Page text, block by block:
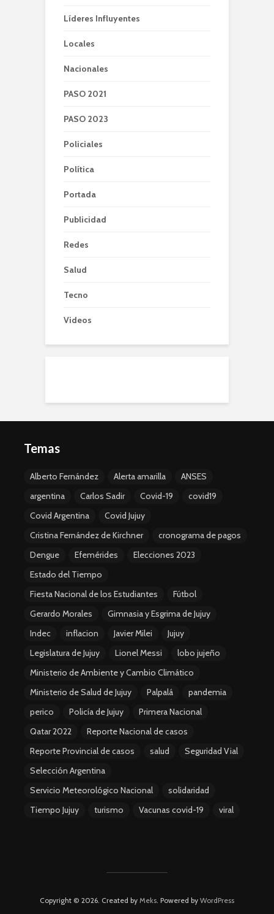
Líderes Influyentes
Locales
Nacionales
PASO 2021
PASO 2023
Policiales
Política
Portada
Publicidad
Redes
Salud
Tecno
Videos
Temas
Alberto Fernández Alerta amarilla
ANSES
argentina
Carlos Sadir Covid-19
covid19
Covid Argentina
Covid Jujuy
Cristina Fernández de Kirchner
cronograma de pagos
Dengue
Efemérides
Elecciones 2023
Estado del Tiempo
Fiesta Nacional de los Estudiantes
Fútbol
Gerardo Morales
Gimnasia y Esgrima de Jujuy
Indec
inflacion Javier Milei
Jujuy
Legislatura de Jujuy
Lionel Messi
lobo jujeño
Ministerio de Ambiente y Cambio Climático
Ministerio de Salud de Jujuy
Palpalá
pandemia
perico
Policía de Jujuy
Primera Nacional
Qatar 2022
Reporte Nacional de casos
Reporte Provincial de casos
salud
Seguridad Vial
Selección Argentina
Servicio Meteorológico Nacional
solidaridad
Tiempo Jujuy
turismo Vacunas covid-19 viral
Copyright © 2026. Created by Meks. Powered by WordPress